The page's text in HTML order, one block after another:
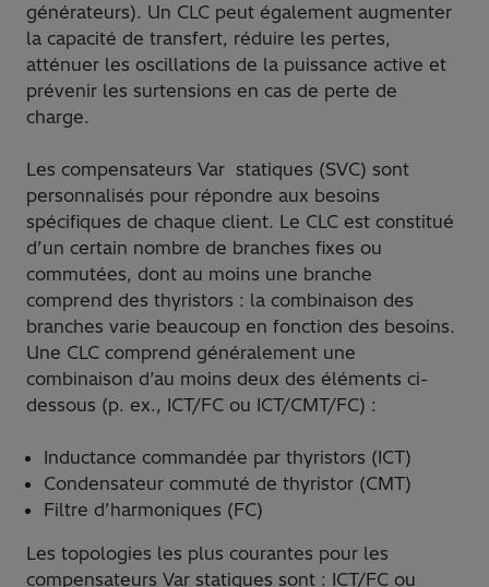
générateurs). Un CLC peut également augmenter
la capacité de transfert, réduire les pertes,
atténuer les oscillations de la puissance active et
prévenir les surtensions en cas de perte de
charge.
Les compensateurs Var statiques (SVC) sont
personnalisés pour répondre aux besoins
spécifiques de chaque client. Le CLC est constitué
d’un certain nombre de branches fixes ou
commutées, dont au moins une branche
comprend des thyristors : la combinaison des
branches varie beaucoup en fonction des besoins.
Une CLC comprend généralement une
combinaison d’au moins deux des éléments ci-
dessous (p. ex., ICT/FC ou ICT/CMT/FC) :
Inductance commandée par thyristors (ICT)
Condensateur commuté de thyristor (CMT)
Filtre d’harmoniques (FC)
Les topologies les plus courantes pour les
compensateurs Var statiques sont : ICT/FC ou